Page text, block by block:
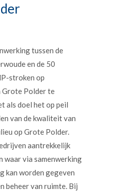
tussen de
en de 50
stroken op
Polder te
als doel het op peil
van de kwaliteit van
op Grote Polder.
aantrekkelijk
waar via samenwerking
kan worden gegeven
beheer van ruimte. Bij